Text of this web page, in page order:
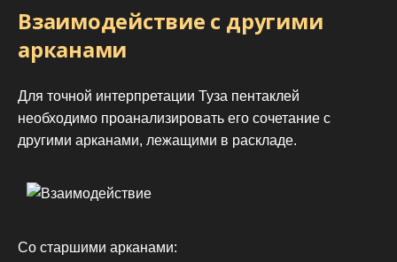
Взаимодействие с другими
арканами
Для точной интерпретации Туза пентаклей
необходимо проанализировать его сочетание с
другими арканами, лежащими в раскладе.
Со старшими арканами: